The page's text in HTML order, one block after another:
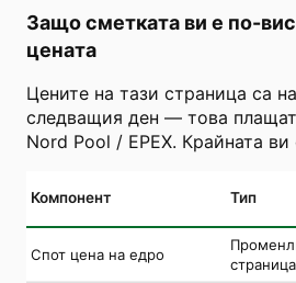
Защо сметката ви е по-
цената
Цените на тази страница са
следващия ден — това
Nord Pool / EPEX. Крайната
Компонент Тип
Спот цена на едро